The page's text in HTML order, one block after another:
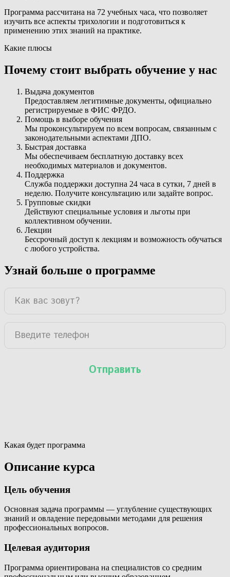
Программа рассчитана на 72 учебных часа, что позволяет
изучить все аспекты трихологии и подготовиться к
применению этих знаний на практике.
Какие плюсы
Почему стоит выбрать обучение у нас
Выдача документов
Предоставляем легитимные документы, официально
регистрируемые в ФИС ФРДО.
Помощь в выборе обучения
Мы проконсультируем по всем вопросам, связанным с
законодательными аспектами ДПО.
Быстрая доставка
Мы обеспечиваем бесплатную доставку всех
необходимых материалов и документов.
Поддержка
Служба поддержки доступна 24 часа в сутки, 7 дней в
неделю. Получите консультацию или задайте вопрос.
Групповые скидки
Действуют специальные условия и льготы при
коллективном обучении.
Лекции
Бессрочный доступ к лекциям и возможность обучаться
с любого устройства.
Узнай больше о программе
Какая будет программа
Описание курса
Цель обучения
Основная задача программы — углубление существующих
знаний и овладение передовыми методами для решения
профессиональных вопросов.
Целевая аудитория
Программа ориентирована на специалистов со средним